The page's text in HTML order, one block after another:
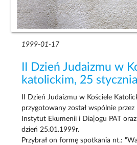
1999-01-17
II Dzień Judaizmu w
katolickim, 25
II Dzień Judaizmu w Kościele
przygotowany został wspólnie
Instytut Ekumenii i Dia|ogu PAT
dzień 25.01.1999r.
Przybrał on formę spotkania nt.: